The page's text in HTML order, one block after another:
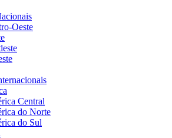
Oeste
Central
do Norte
do Sul